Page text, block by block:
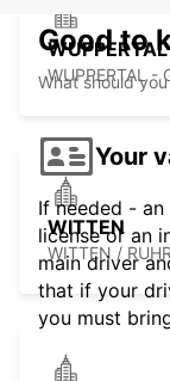
WUPPERTAL
WUPPERTAL -
WITTEN
WITTEN /
Good to
What should
Your
If needed -
license or an
main driver
that if your
you must